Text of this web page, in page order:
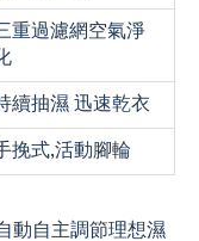
重過濾網空氣淨
續抽濕 迅速乾衣
挽式,活動腳輪
動自主調節理想濕